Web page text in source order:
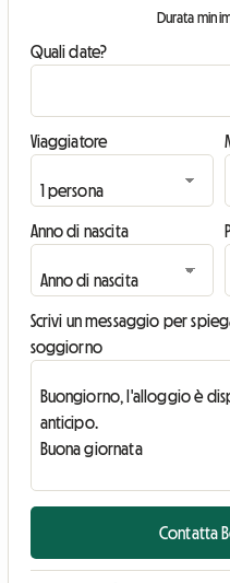
Durata
Quali date?
Viaggiatore
Anno di nascita
Scrivi un messaggio per
soggiorno
Contatta